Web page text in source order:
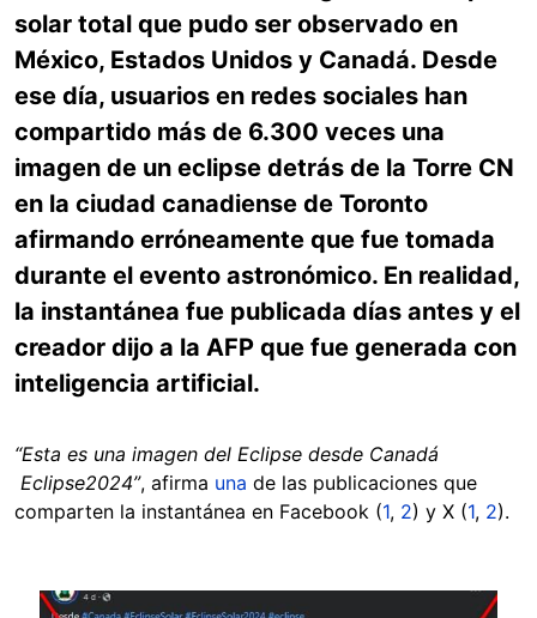
solar total que pudo ser observado en
México, Estados Unidos y Canadá. Desde
ese día, usuarios en redes sociales han
compartido más de 6.300 veces una
imagen de un eclipse detrás de la Torre CN
en la ciudad canadiense de Toronto
afirmando erróneamente que fue tomada
durante el evento astronómico. En realidad,
la instantánea fue publicada días antes y el
creador dijo a la AFP que fue generada con
inteligencia artificial.
“Esta es una imagen del Eclipse desde Canadá
Eclipse2024”, afirma una de las publicaciones que
comparten la instantánea en Facebook (1, 2) y X (1, 2).
Image